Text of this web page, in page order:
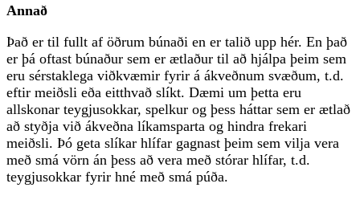
Annað
Það er til fullt af öðrum búnaði en er talið upp hér. En það
er þá oftast búnaður sem er ætlaður til að hjálpa þeim sem
eru sérstaklega viðkvæmir fyrir á ákveðnum svæðum, t.d.
eftir meiðsli eða eitthvað slíkt. Dæmi um þetta eru
allskonar teygjusokkar, spelkur og þess háttar sem er ætlað
að styðja við ákveðna líkamsparta og hindra frekari
meiðsli. Þó geta slíkar hlífar gagnast þeim sem vilja vera
með smá vörn án þess að vera með stórar hlífar, t.d.
teygjusokkar fyrir hné með smá púða.